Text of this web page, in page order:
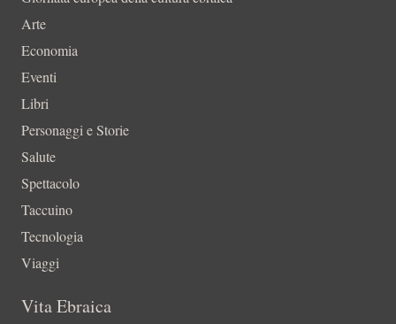
Arte
Economia
Eventi
Libri
Personaggi e Storie
Salute
Spettacolo
Taccuino
Tecnologia
Viaggi
Vita Ebraica